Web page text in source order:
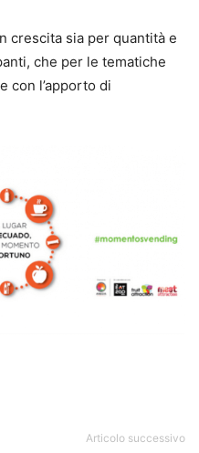
crescita sia per quantità e
che per le tematiche
con l’apporto di
Articolo successivo